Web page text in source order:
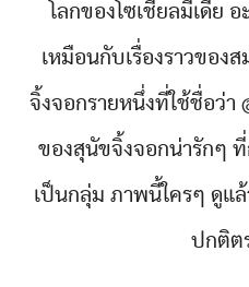
โลกของโซเชียลมีเดีย
เหมือนกับเรื่องราวของ
จิ้งจอกรายหนึ่งที่ใช้ชื่อว่า
ของสุนัขจิ้งจอกน่ารักๆ
เป็นกลุ่ม ภาพนี้ใครๆ ดูแ
ปกติต